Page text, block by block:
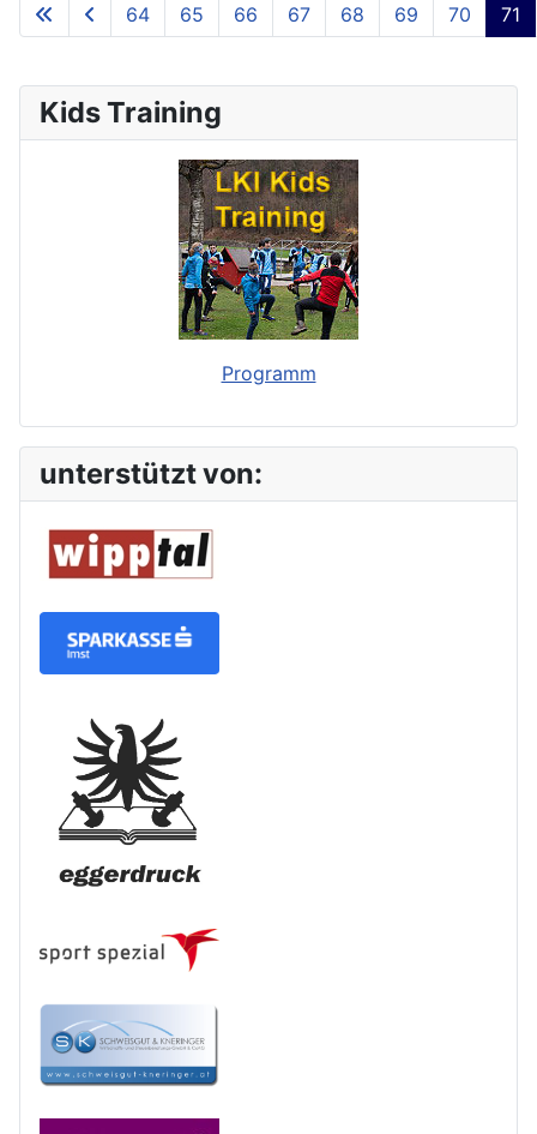
**Page 71 of 73**
64 65 66 67 68 69 70 71
Kids Training
Programm
unterstützt von: